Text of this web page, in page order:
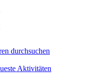
durchsuchen
Aktivitäten